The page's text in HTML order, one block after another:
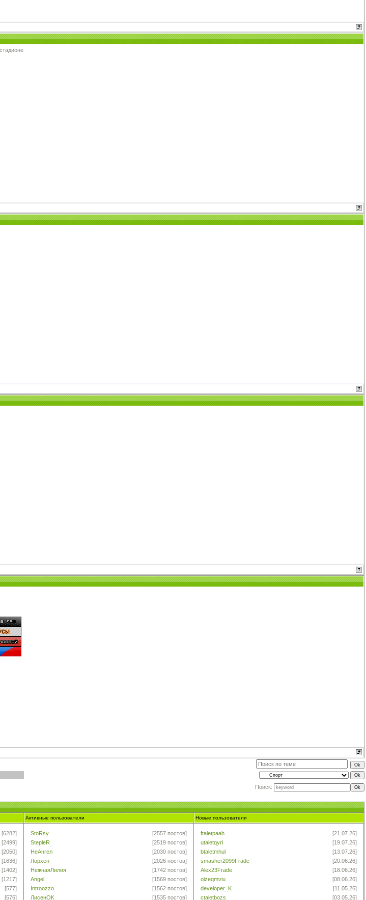
Поиск:
Активные пользователи Новые пользователи
[6282]
[2499]
[2050]
[1636]
[1402]
[1217]
[577]
[576]
StoRsy
[2557 постов]
StepleR
[2519 постов]
НеАнгел
[2030 постов]
Лорхен
[2026 постов]
НежнаяЛилия
[1742 постов]
Angel
[1569 постов]
Introozzo
[1562 постов]
ЛисенОК
[1535 постов]
ftaletpaah
[21.07.26]
utaletqyri
[19.07.26]
btaletmhul
[13.07.26]
smasher2099Frade
[20.06.26]
Alex23Frade
[18.06.26]
oizeqmviu
[08.06.26]
developer_K
[11.05.26]
ctaletbozs
[03.05.26]